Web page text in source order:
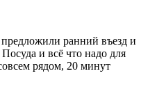
предложили ранний въезд и
и всё что надо для
рядом, 20 минут